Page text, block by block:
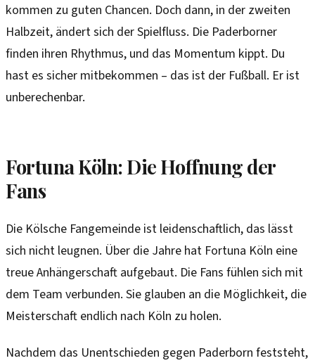
kommen zu guten Chancen. Doch dann, in der zweiten
Halbzeit, ändert sich der Spielfluss. Die Paderborner
finden ihren Rhythmus, und das Momentum kippt. Du
hast es sicher mitbekommen – das ist der Fußball. Er ist
unberechenbar.
Fortuna Köln: Die Hoffnung der
Fans
Die Kölsche Fangemeinde ist leidenschaftlich, das lässt
sich nicht leugnen. Über die Jahre hat Fortuna Köln eine
treue Anhängerschaft aufgebaut. Die Fans fühlen sich mit
dem Team verbunden. Sie glauben an die Möglichkeit, die
Meisterschaft endlich nach Köln zu holen.
Nachdem das Unentschieden gegen Paderborn feststeht,